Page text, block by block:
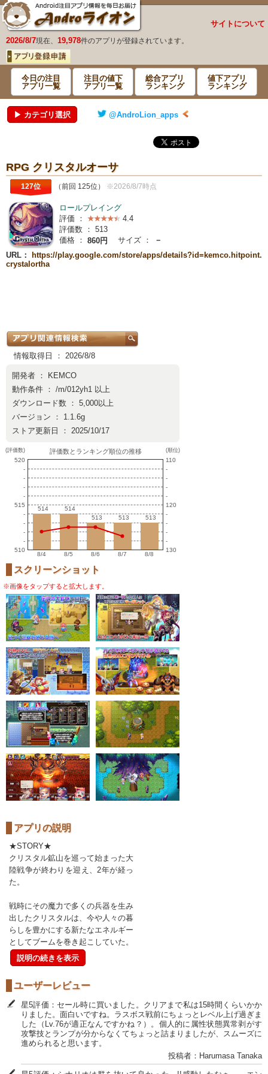
サイトについて
2026/8/7現在、 19,978件のアプリが登録されています。
今日の注目
アプリ一覧
注目の値下
アプリ一覧
総合アプリ
ランキング
値下アプリ
ランキング
▶ カテゴリ選択 @AndroLion_apps
RPG クリスタルオーサ
127位 （前回 125位） ※2026/8/7時点
ロールプレイング
評価 ：
4.4
評価数 ： 513
価格 ： 860円 サイズ ：
－
URL：
https://play.google.com/store/apps/details?id=kemco.hitpoint.
crystalortha
情報取得日 ： 2026/8/8
開発者 ：
KEMCO
動作条件 ： /m/012yh1 以上
ダウンロード数 ： 5,000以上
バージョン ： 1.1.6g
ストア更新日 ： 2025/10/17
(評価数)
520
-
-
-
-
515
-
-
-
-
510
評価数とランキング順位の推移
514
514 514
514
513
513 513
513 513
513
8/4 8/5 8/6 8/7 8/8
(順位)
110
-
-
-
-
120
-
-
-
-
130
スクリーンショット
※画像をタップすると拡大します。
アプリの説明
★STORY★
クリスタル鉱山を巡って始まった大
陸戦争が終わりを迎え、2年が経っ
た。
戦時にその魔力で多くの兵器を生み
出したクリスタルは、今や人々の暮
らしを豊かにする新たなエネルギー
としてブームを巻き起こしていた。
説明の続きを表示
ユーザーレビュー
星5評価：セール時に買いました。クリアまで私は15時間くらいかか
りました。面白いですね。ラスボス戦前にちょっとレベル上げ過ぎま
した（Lv.76が適正なんですかね？）。個人的に属性状態異常剥がす
攻撃技とランプが分からなくてちょっと詰まりましたが、スムーズに
進められると思います。
投稿者：Harumasa Tanaka